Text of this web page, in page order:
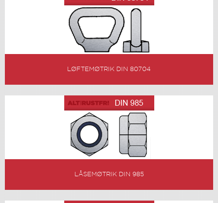
LØFTEMØTRIK DIN 80704
LÅSEMØTRIK DIN 985